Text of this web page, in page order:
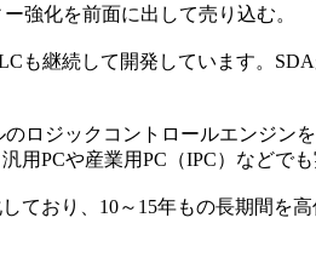
強化を前面に出して売り込む。
も継続して開発しています。
ロジックコントロールエンジン
用PCや産業用PC（IPC）などで
ており、10～15年もの長期間を